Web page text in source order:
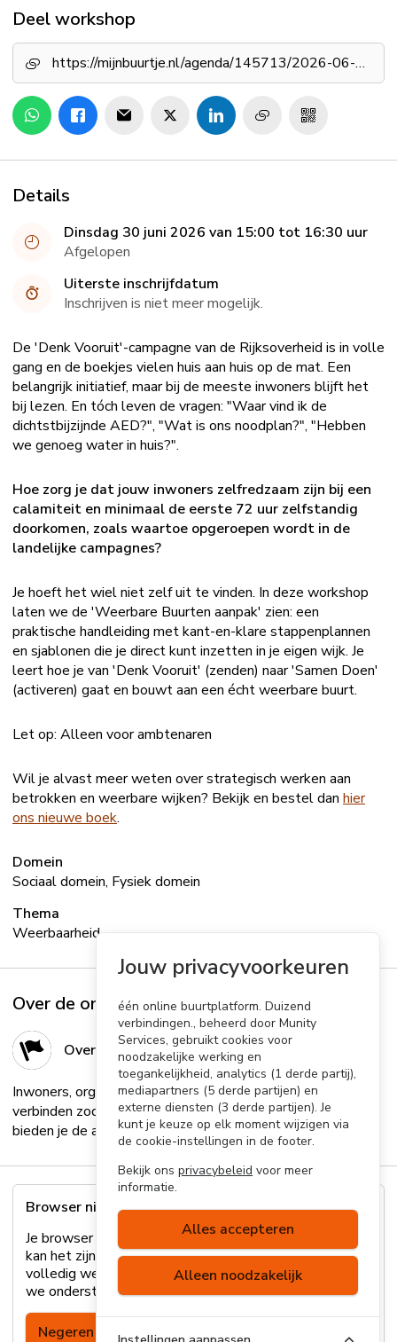
Jouw privacyvoorkeuren
één online buurtplatform. Duizend
verbindingen., beheerd door Munity
Services, gebruikt cookies voor
noodzakelijke werking en
toegankelijkheid, analytics (1 derde partij),
mediapartners (5 derde partijen) en
externe diensten (3 derde partijen). Je
kunt je keuze op elk moment wijzigen via
de cookie-instellingen in de footer.
Bekijk onsprivacybeleid voor meer
informatie.
Alles accepteren
Alleen noodzakelijk
Deel workshop
https://mijnbuurtje.nl/agenda/145713/2026-06-30/weerbare-buurten-van-denk-vooruit-naar-samen-doen-in-de-praktijk-9
Details
Dinsdag 30 juni 2026 van 15:00 tot 16:30 uur
Afgelopen
Uiterste inschrijfdatum
Inschrijven is niet meer mogelijk.
De 'Denk Vooruit'-campagne van de Rijksoverheid is in volle
gang en de boekjes vielen huis aan huis op de mat. Een
belangrijk initiatief, maar bij de meeste inwoners blijft het
bij lezen. En tóch leven de vragen: "Waar vind ik de
dichtstbijzijnde AED?", "Wat is ons noodplan?", "Hebben
we genoeg water in huis?".
Hoe zorg je dat jouw inwoners zelfredzaam zijn bij een
calamiteit en minimaal de eerste 72 uur zelfstandig
doorkomen, zoals waartoe opgeroepen wordt in de
landelijke campagnes?
Je hoeft het wiel niet zelf uit te vinden. In deze workshop
laten we de 'Weerbare Buurten aanpak' zien: een
praktische handleiding met kant-en-klare stappenplannen
en sjablonen die je direct kunt inzetten in je eigen wijk. Je
leert hoe je van 'Denk Vooruit' (zenden) naar 'Samen Doen'
(activeren) gaat en bouwt aan een écht weerbare buurt.
Let op: Alleen voor ambtenaren
Wil je alvast meer weten over strategisch werken aan
betrokken en weerbare wijken? Bekijk en bestel dan hier
ons nieuwe boek.
Domein
Sociaal domein, Fysiek domein
Thema
Weerbaarheid
Over de organisator
Over de organisator
Inwoners, organisaties en bedrijven in je gemeente
verbinden zodat ze meer dingen samen ondernemen? Wij
bieden je de allerbeste oplossing!...Lees meer
Browser niet ondersteund
Je browser wordt helaas niet ondersteund. Hierdoor
kan het zijn dat sommige onderdelen van de site niet
volledig werken. Lees
hiermeer over welke browsers
we ondersteunen of update je browser.
Negeren